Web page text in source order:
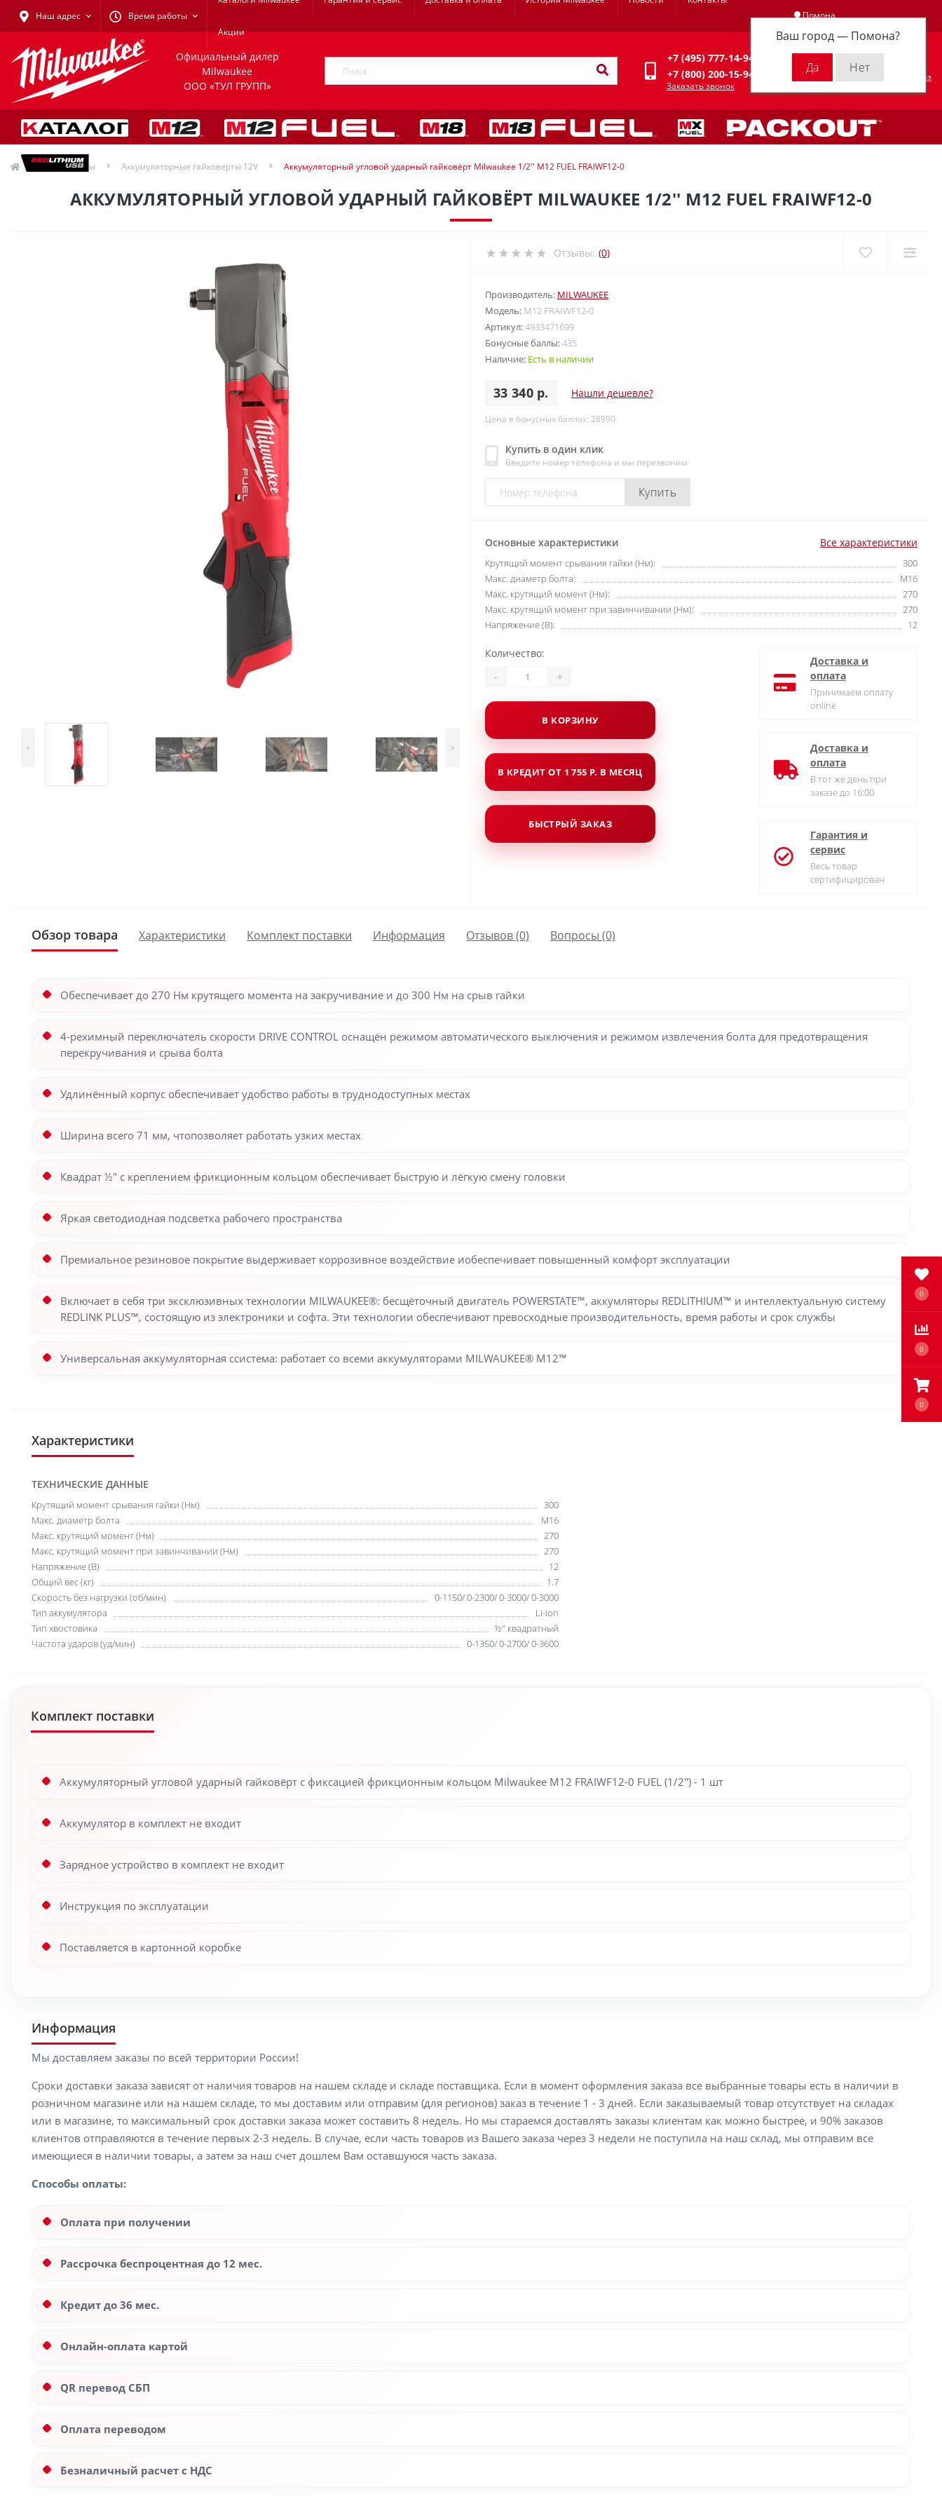
0
0
0
Наш адрес Время работы
Акции
Помона
Ваш город — Помона?
Личный кабинет
Официальный дилер
Milwaukee
ООО «ТУЛ ГРУПП»
+7 (495) 777-14-94
+7 (800) 200-15-94
Заказать звонок
0 р.
Оформить заказ
Гайковерты Аккумуляторные гайковерты 12V Аккумуляторный угловой ударный гайковёрт Milwaukee 1/2'' M12 FUEL FRAIWF12-0
АККУМУЛЯТОРНЫЙ УГЛОВОЙ УДАРНЫЙ ГАЙКОВЁРТ MILWAUKEE 1/2'' M12 FUEL FRAIWF12-0
< >
Отзывы: (0)
Производитель: MILWAUKEE
Модель: M12 FRAIWF12-0
Артикул:4933471699
Бонусные баллы:435
Наличие: Есть в наличии
33 340 р. Нашли дешевле?
Цена в бонусных баллах: 28990
Купить в один клик
Введите номер телефона и мы перезвоним
Купить
Основные характеристики Все характеристики
Крутящий момент срывания гайки (Нм):
300
Макс. диаметр болта:
M16
Макс. крутящий момент (Нм):
270
Макс. крутящий момент при завинчивании (Нм):
270
Напряжение (В):
12
Количество:
- +
В КОРЗИНУ
В КРЕДИТ ОТ 1 755 Р. В МЕСЯЦ
БЫСТРЫЙ ЗАКАЗ
Доставка и
оплата
Принимаем оплату
online
Доставка и
оплата
В тот же день при
заказе до 16:00
Гарантия и
сервис
Весь товар
сертифицирован
Обзор товара Характеристики Комплект поставки Информация Отзывов (0) Вопросы (0)
Обеспечивает до 270 Нм крутящего момента на закручивание и до 300 Нм на срыв гайки
4-рехимный переключатель скорости DRIVE CONTROL оснащён режимом автоматического выключения и режимом извлечения болта для предотвращения
перекручивания и срыва болта
Удлинённый корпус обеспечивает удобство работы в труднодоступных местах
Ширина всего 71 мм, чтопозволяет работать узких местах
Квадрат ½″ с креплением фрикционным кольцом обеспечивает быструю и лёгкую смену головки
Яркая светодиодная подсветка рабочего пространства
Премиальное резиновое покрытие выдерживает коррозивное воздействие иобеспечивает повышенный комфорт эксплуатации
Включает в себя три эксклюзивных технологии MILWAUKEE®: бесщёточный двигатель POWERSTATE™, аккумляторы REDLITHIUM™ и интеллектуальную систему
REDLINK PLUS™, состоящую из электроники и софта. Эти технологии обеспечивают превосходные производительность, время работы и срок службы
Универсальная аккумуляторная ссистема: работает со всеми аккумуляторами MILWAUKEE® M12™
Характеристики
ТЕХНИЧЕСКИЕ ДАННЫЕ
Крутящий момент срывания гайки (Нм)
300
Макс. диаметр болта
M16
Макс. крутящий момент (Нм)
270
Макс. крутящий момент при завинчивании (Нм)
270
Напряжение (В)
12
Общий вес (кг)
1.7
Скорость без нагрузки (об/мин)
0-1150/ 0-2300/ 0-3000/ 0-3000
Тип аккумулятора
Li-ion
Тип хвостовика
½″ квадратный
Частота ударов (уд/мин)
0-1350/ 0-2700/ 0-3600
Комплект поставки
Аккумуляторный угловой ударный гайковёрт с фиксацией фрикционным кольцом Milwaukee M12 FRAIWF12-0 FUEL (1/2'') - 1 шт
Аккумулятор в комплект не входит
Зарядное устройство в комплект не входит
Инструкция по эксплуатации
Поставляется в картонной коробке
Информация
Мы доставляем заказы по всей территории России!
Сроки доставки заказа зависят от наличия товаров на нашем складе и складе поставщика. Если в момент оформления заказа все выбранные товары есть в наличии в
розничном магазине или на нашем складе, то мы доставим или отправим (для регионов) заказ в течение 1 - 3 дней. Если заказываемый товар отсутствует на складах
или в магазине, то максимальный срок доставки заказа может составить 8 недель. Но мы стараемся доставлять заказы клиентам как можно быстрее, и 90% заказов
клиентов отправляются в течение первых 2-3 недель. В случае, если часть товаров из Вашего заказа через 3 недели не поступила на наш склад, мы отправим все
имеющиеся в наличии товары, а затем за наш счет дошлем Вам оставшуюся часть заказа.
Способы оплаты:
Оплата при получении
Рассрочка беспроцентная до 12 мес.
Кредит до 36 мес.
Онлайн-оплата картой
QR перевод СБП
Оплата переводом
Безналичный расчет с НДС